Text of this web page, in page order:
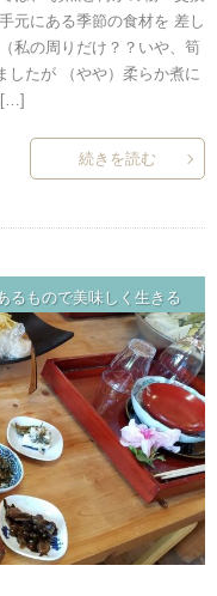
元にある季節の食材を 差し
私の周りだけ？？いや、筍
したが （やや）柔らか煮に
[…]
続きを読む
るもので美味しく生きる